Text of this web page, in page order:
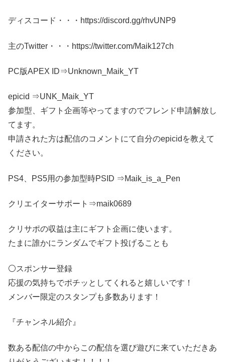
ディスコード・・・https://discord.gg/rhvUNP9
主のTwitter・・・https://twitter.com/Maik127ch
PC版APEX ID⇒Unknown_Maik_YT
epicid ⇒UNK_Maik_YT
参加型、ギフト企画等やってますのでフレンド申請解放し
てます。
申請された方は配信のコメントにて自分のepicidを教えて
ください。
PS4、PS5用の参加型時PSID ⇒Maik_is_a_Pen
クリエイターサポート⇒maik0689
クリサポの収益は主にギフト企画に使います。
たまに誰かにランダムでギフト投げることも
⚪スポンサー登録
応援の気持ちでポチッとしてくれると嬉しいです！
メンバー限定のスタンプも多数あります！
『チャンネル紹介』
数ある配信の中からこの配信を選び遊びに来ていただきあ